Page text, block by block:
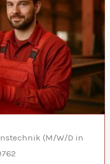
(M/W/D in